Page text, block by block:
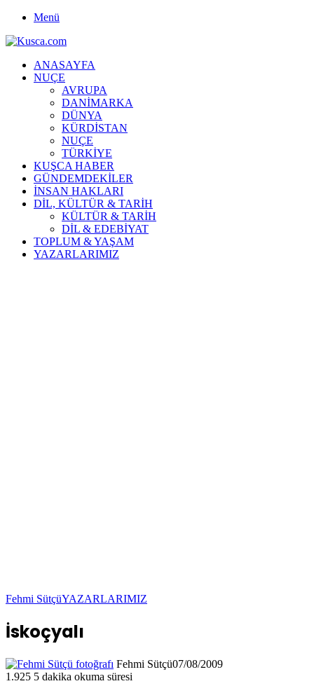
Menü
ANASAYFA
NUÇE
AVRUPA
DANİMARKA
DÜNYA
KÜRDİSTAN
NUÇE
TÜRKİYE
KUŞCA HABER
GÜNDEMDEKİLER
İNSAN HAKLARI
DİL, KÜLTÜR & TARİH
KÜLTÜR & TARİH
DİL & EDEBİYAT
TOPLUM & YAŞAM
YAZARLARIMIZ
Fehmi SütçüYAZARLARIMIZ
İskoçyalı
Fehmi Sütçü07/08/2009
1.925 5 dakika okuma süresi